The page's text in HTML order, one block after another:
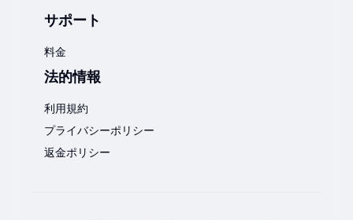
サポート
料金
法的情報
利用規約
プライバシーポリシー
返金ポリシー